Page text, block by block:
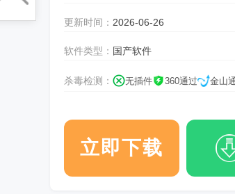
更新时间： 2026-06-26
软件类型： 国产软件
杀毒检测： 无插件 360通过 金山
立即下载